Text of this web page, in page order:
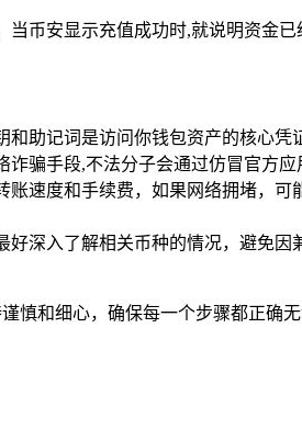
币安显示充值成功时,就说明资金已
和助记词是访问你钱包资产的核心
骗手段,不法分子会通过仿冒官方应
速度和手续费，如果网络拥堵，
深入了解相关币种的情况，避免
慎和细心，确保每一个步骤都正确